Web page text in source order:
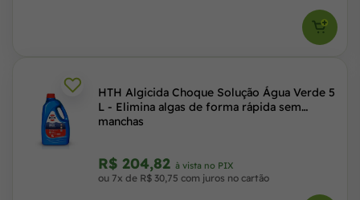
HTH Algicida Choque Solução Água Verde 5
L - Elimina algas de forma rápida sem
manchas
R$ 204,82 à vista no PIX
ou 7x de R$ 30,75 com juros no cartão